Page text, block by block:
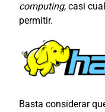
computing, casi
permitir.
Basta considerar